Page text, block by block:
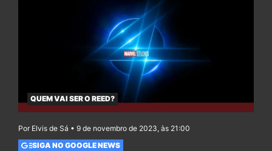
QUEM VAI SER O REED?
Por Elvis de Sá • 9 de novembro de 2023, às 21:00
SIGA NO GOOGLE NEWS